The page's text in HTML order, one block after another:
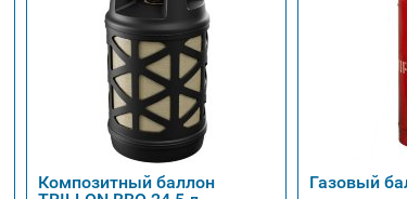
Композитный баллон
Газовый